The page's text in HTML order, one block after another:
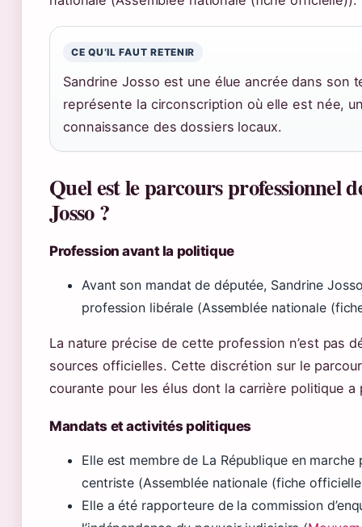
CE QU’IL FAUT RETENIR
Sandrine Josso est une élue ancrée dans son
représente la circonscription où elle est née,
connaissance des dossiers locaux.
Quel est le parcours professionnel
Josso ?
Profession avant la politique
Avant son mandat de députée, Sandrine
profession libérale (Assemblée nationale
La nature précise de cette profession n’est pas
sources officielles. Cette discrétion sur le
courante pour les élus dont la carrière politique a
Mandats et activités politiques
Elle est membre de La République en marche
centriste (Assemblée nationale (fiche
Elle a été rapporteure de la commission